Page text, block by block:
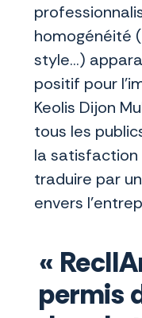
homogénéité
style...)
positif pour
Keolis Dijon
tous les
la
traduire par
envers
«
permis